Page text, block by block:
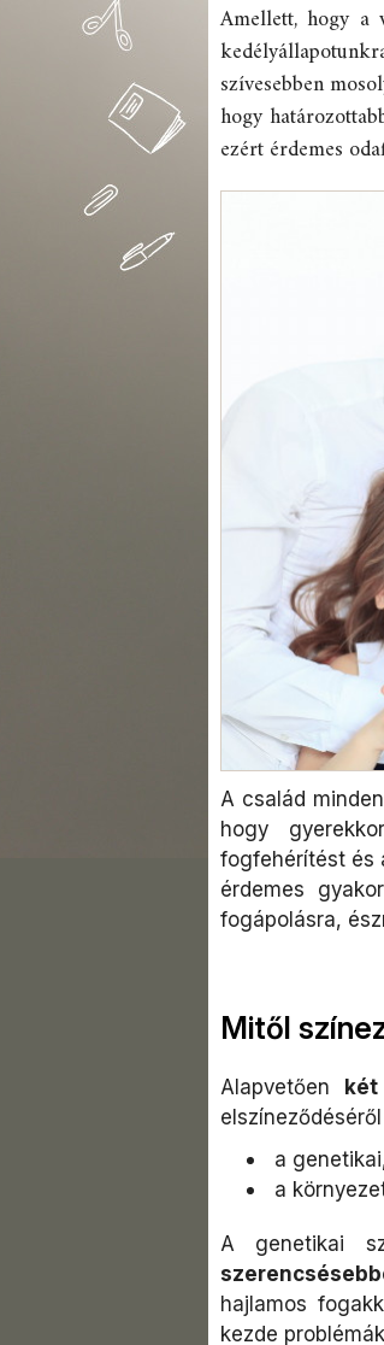
Amellett, hogy a
szívesebben
hogy
ezért érdemes
A család
hogy
fogfehérítést és
érdemes
fogápolásra,
Mitől
Alapvetően
a
a
A genetikai
hajlamos
kezde